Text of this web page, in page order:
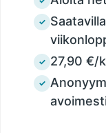
✓
✓ 27,90 €/
✓